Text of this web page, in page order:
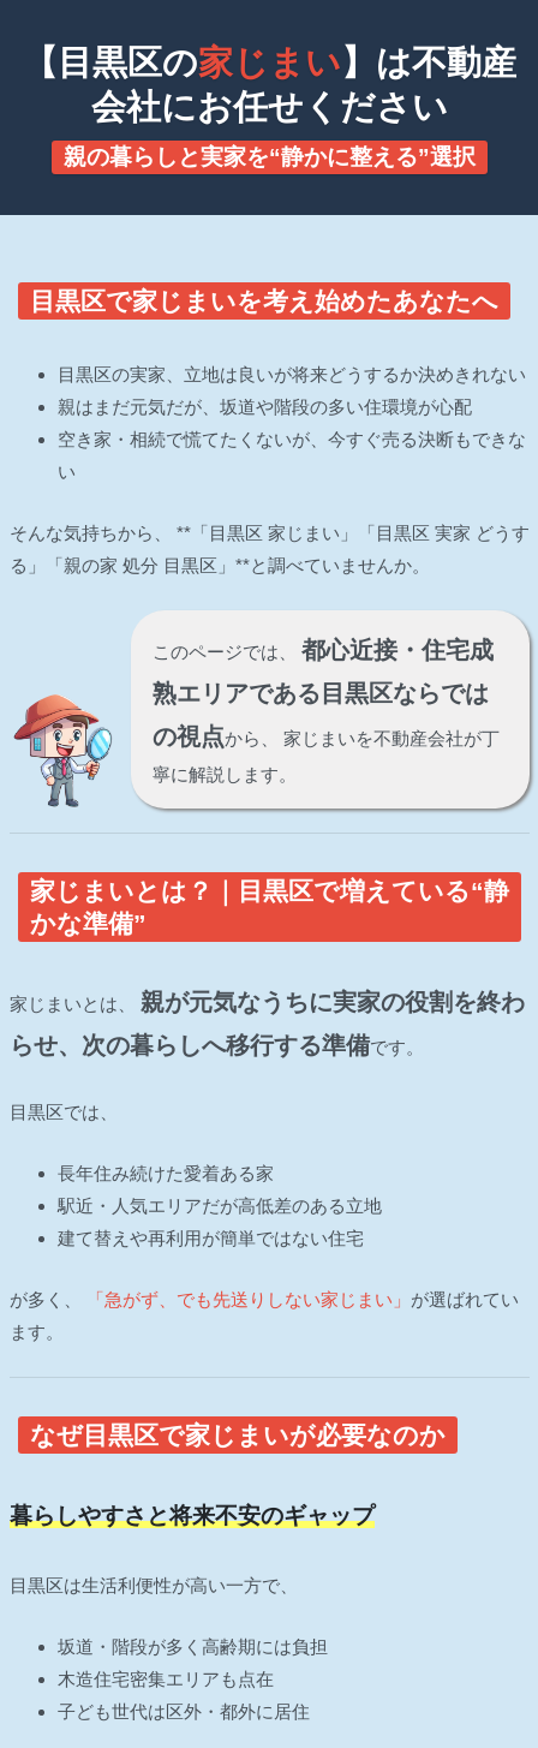
【目黒区の家じまい】は不動産
会社にお任せください
親の暮らしと実家を“静かに整える”選択
目黒区で家じまいを考え始めたあなたへ
目黒区の実家、立地は良いが将来どうするか決めきれない
親はまだ元気だが、坂道や階段の多い住環境が心配
空き家・相続で慌てたくないが、今すぐ売る決断もできな
い
そんな気持ちから、 **「目黒区 家じまい」「目黒区 実家 どうす
る」「親の家 処分 目黒区」**と調べていませんか。
このページでは、 都心近接・住宅成
熟エリアである目黒区ならでは
の視点から、 家じまいを不動産会社が丁
寧に解説します。
家じまいとは？｜目黒区で増えている“静
かな準備”
家じまいとは、 親が元気なうちに実家の役割を終わ
らせ、次の暮らしへ移行する準備です。
目黒区では、
長年住み続けた愛着ある家
駅近・人気エリアだが高低差のある立地
建て替えや再利用が簡単ではない住宅
が多く、 「急がず、でも先送りしない家じまい」 が選ばれてい
ます。
なぜ目黒区で家じまいが必要なのか
暮らしやすさと将来不安のギャップ
目黒区は生活利便性が高い一方で、
坂道・階段が多く高齢期には負担
木造住宅密集エリアも点在
子ども世代は区外・都外に居住